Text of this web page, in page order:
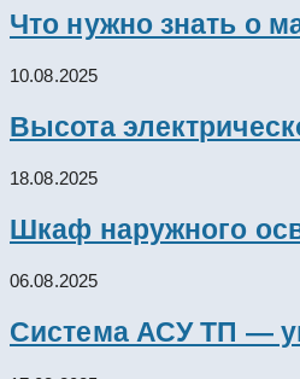
Что нужно знать о
10.08.2025
Высота
18.08.2025
Шкаф наружного
06.08.2025
Система АСУ ТП —